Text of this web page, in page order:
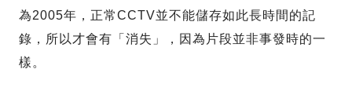
為2005年，正常CCTV並不能儲存如此長時間的記
錄，所以才會有「消失」，因為片段並非事發時的一
樣。